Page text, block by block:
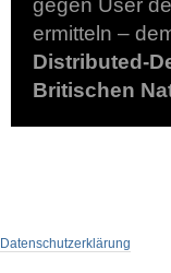
gegen User
ermitteln –
Distributed-
Britischen
Datenschutzerklärung